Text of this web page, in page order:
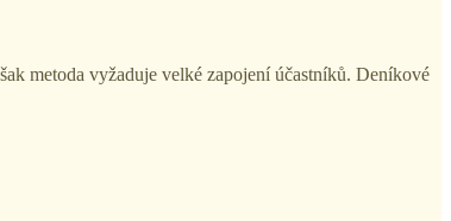
metoda vyžaduje velké zapojení účastníků. Deníkové